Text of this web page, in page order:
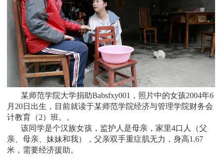
某师范学院大学捐助Babsfxy001， 照片中的女孩2004年6
月20日出生，目前就读于某师范学院经济与管理学院财务会
计教育（2）班。
。
该同学是个汉族女孩，监护人是母亲，家里4口人（父
亲、母亲、妹妹和我），父亲双手重症肌无力，身高1.67
米，需要经济援助。